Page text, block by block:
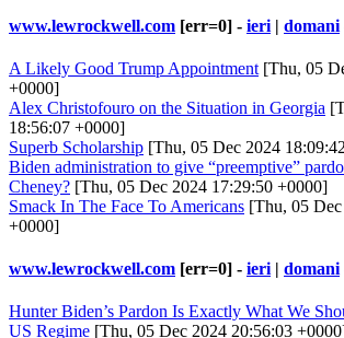
www.lewrockwell.com [err=0] - ieri | domani
A Likely Good Trump Appointment [Thu, 05
+0000]
Alex Christofouro on the Situation in Georgia
18:56:07 +0000]
Superb Scholarship [Thu, 05 Dec 2024
Biden administration to give “preemptive”
Cheney? [Thu, 05 Dec 2024 17:29:50 +0000]
Smack In The Face To Americans [Thu, 05
+0000]
www.lewrockwell.com [err=0] - ieri | domani
Hunter Biden’s Pardon Is Exactly What We
US Regime [Thu, 05 Dec 2024 20:56:03